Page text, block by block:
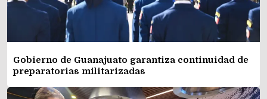
Gobierno de Guanajuato garantiza continuidad de
preparatorias militarizadas